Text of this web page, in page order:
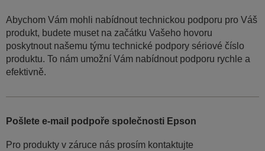
Abychom Vám mohli nabídnout technickou podporu pro Váš
produkt, budete muset na začátku Vašeho hovoru
poskytnout našemu týmu technické podpory sériové číslo
produktu. To nám umožní Vám nabídnout podporu rychle a
efektivně.
Pošlete e-mail podpoře společnosti Epson
Pro produkty v záruce nás prosím kontaktujte